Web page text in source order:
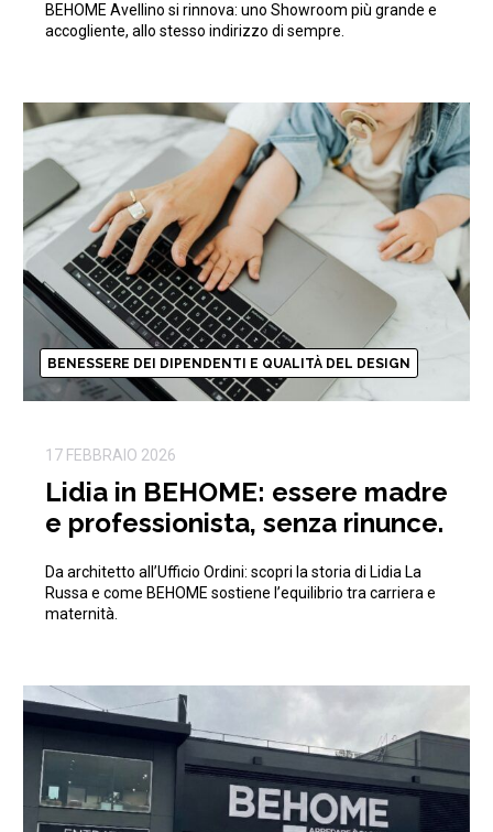
indirizzo di sempre.
BEHOME Avellino si rinnova: uno Showroom più grande e
accogliente, allo stesso indirizzo di sempre.
BENESSERE DEI DIPENDENTI E QUALITÀ DEL DESIGN
17 FEBBRAIO 2026
Lidia in BEHOME: essere madre
e professionista, senza rinunce.
Da architetto all’Ufficio Ordini: scopri la storia di Lidia La
Russa e come BEHOME sostiene l’equilibrio tra carriera e
maternità.